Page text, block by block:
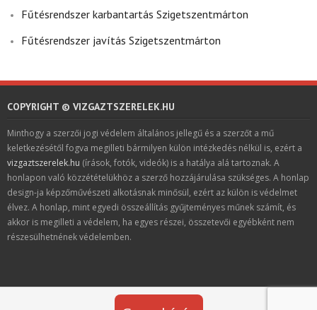
Fűtésrendszer karbantartás Szigetszentmárton
Fűtésrendszer javítás Szigetszentmárton
COPYRIGHT © VIZGAZTSZERELEK.HU
Minthogy a szerzői jogi védelem általános jellegű és a szerzőt a mű
keletkezésétől fogva megilleti bármilyen külön intézkedés nélkül is, ezért a
vizgaztszerelek.hu (írások, fotók, videók) is a hatálya alá tartoznak. A
honlapon való közzétételükhöz a szerző hozzájárulása szükséges. A honlap
design-ja képzőművészeti alkotásnak minősül, ezért az külön is védelmet
élvez. A honlap, mint egyedi összeállítás gyűjteményes műnek számít, és
akkor is megilleti a védelem, ha egyes részei, összetevői egyébként nem
részesülhetnének védelemben.